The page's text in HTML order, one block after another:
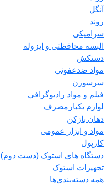
آنگل
روند
سرامیکی
البسه محافظتی و ایزوله
دستکش
مواد ضدعفونی
سرسوزن
فیلم و مواد رادیوگرافی
لوازم یکبارمصرف
دهان بازکن
مواد و ابزار عمومی
کارپول
دستگاه های استوک (دست دوم)
تجهیزات استوک
همه دسته‌بندی‌ها